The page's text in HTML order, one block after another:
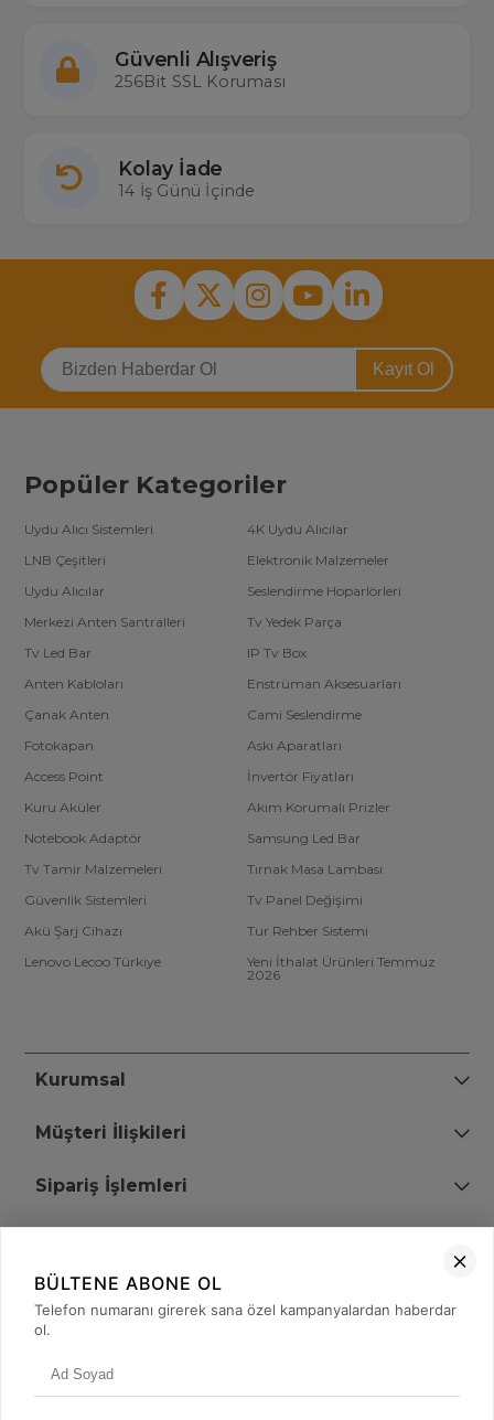
Güvenli Alışveriş
256Bit SSL Koruması
Kolay İade
14 İş Günü İçinde
Kayıt Ol
Popüler Kategoriler
Uydu Alıcı Sistemleri
4K Uydu Alıcılar
LNB Çeşitleri
Elektronik Malzemeler
Uydu Alıcılar
Seslendirme Hoparlörleri
Merkezi Anten Santralleri
Tv Yedek Parça
Tv Led Bar
IP Tv Box
Anten Kabloları
Enstrüman Aksesuarları
Çanak Anten
Cami Seslendirme
Fotokapan
Askı Aparatları
Access Point
İnvertör Fiyatları
Kuru Aküler
Akım Korumalı Prizler
Notebook Adaptör
Samsung Led Bar
Tv Tamir Malzemeleri
Tırnak Masa Lambası
Güvenlik Sistemleri
Tv Panel Değişimi
Akü Şarj Cihazı
Tur Rehber Sistemi
Lenovo Lecoo Türkiye
Yeni İthalat Ürünleri Temmuz
2026
Kurumsal
Müşteri İlişkileri
Sipariş İşlemleri
+90 (850) 473 08 08
BÜLTENE ABONE OL
Telefon numaranı girerek sana özel kampanyalardan haberdar
ol.